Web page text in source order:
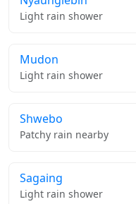
Light rain shower
Mudon
Light rain shower
Shwebo
Patchy rain nearby
Sagaing
Light rain shower